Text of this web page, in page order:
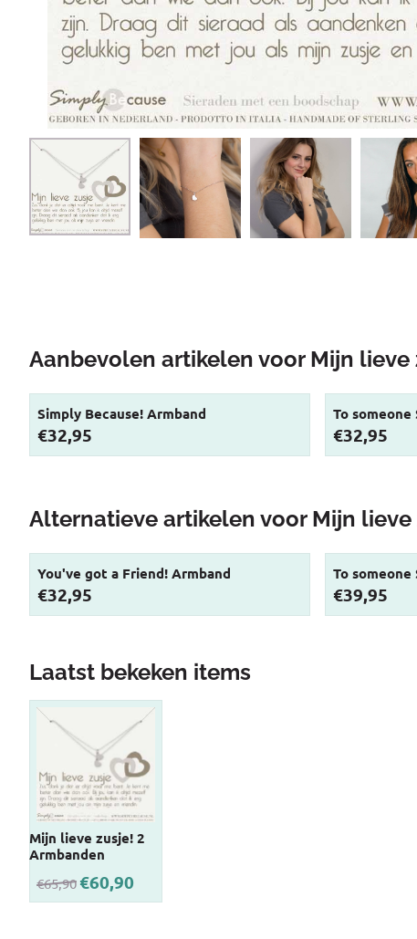
Aanbevolen artikelen voor Mijn lieve
Simply Because! Armband
Prijs: 32,95
€32,95
To someone
Prijs: 32,95
€32,95
Alternatieve artikelen voor Mijn lieve
You've got a Friend! Armband
Prijs: 32,95
€32,95
To
Prijs: 39,95
€39,95
Laatst bekeken items
Mijn lieve zusje! 2
Armbanden
€65,90 €60,90